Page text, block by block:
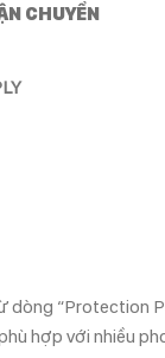
CHUYỂN
“Protection
hợp với nhiều